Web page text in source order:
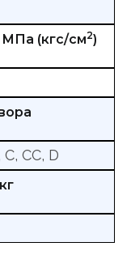
(кгс/см2)
С, СС, D